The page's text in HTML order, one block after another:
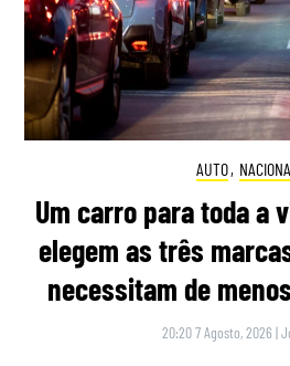
AUTO,
Um carro para toda a
elegem as três
necessitam de
20:20 7 Agosto, 2026 |